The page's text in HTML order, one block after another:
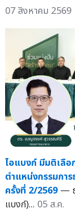
07 สิงหาคม 2569
ไอแบงก์ มีมติเลือ
ตำแหน่งกรรมกา
ครั้งที่ 2/2569 —
แบงก์)... 05 ส.ค.